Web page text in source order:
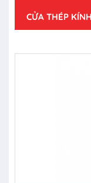
CỬA THÉP